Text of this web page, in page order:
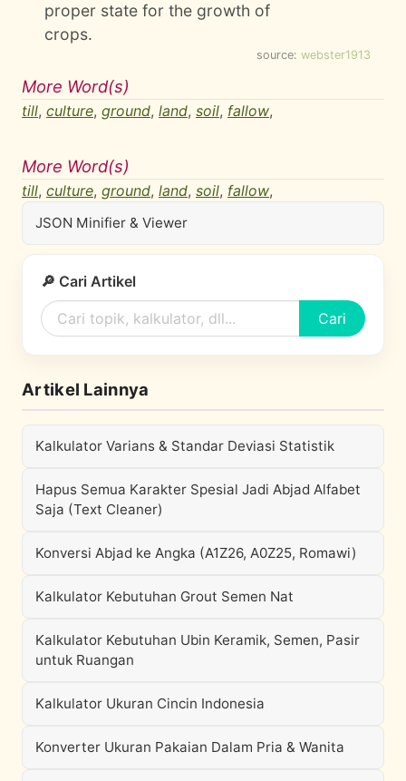
proper state for the growth of
crops.
source: webster1913
More Word(s)
till, culture, ground, land, soil, fallow,
More Word(s)
till, culture, ground, land, soil, fallow,
JSON Minifier & Viewer
🔎 Cari Artikel
Cari
Artikel Lainnya
Kalkulator Varians & Standar Deviasi Statistik
Hapus Semua Karakter Spesial Jadi Abjad Alfabet
Saja (Text Cleaner)
Konversi Abjad ke Angka (A1Z26, A0Z25, Romawi)
Kalkulator Kebutuhan Grout Semen Nat
Kalkulator Kebutuhan Ubin Keramik, Semen, Pasir
untuk Ruangan
Kalkulator Ukuran Cincin Indonesia
Konverter Ukuran Pakaian Dalam Pria & Wanita